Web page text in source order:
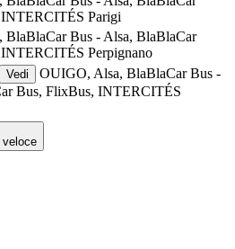
Parigi
BlaBlaCar Bus - Alsa, BlaBlaCar
Perpignano
Vedi
OUIGO, Alsa, BlaBlaCar Bus -
Bus, FlixBus, INTERCITÉS
©CARTO, ©OpenStreetMapcontributors
veloce